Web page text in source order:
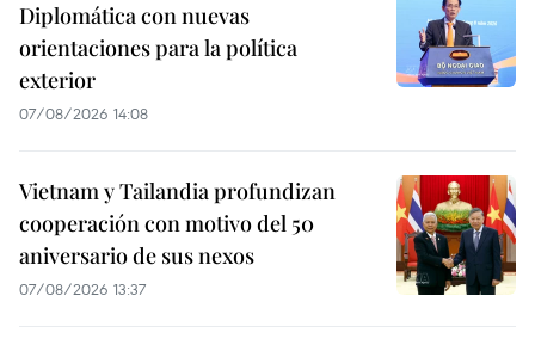
Diplomática con nuevas
orientaciones para la política
exterior
07/08/2026 14:08
Vietnam y Tailandia profundizan
cooperación con motivo del 50
aniversario de sus nexos
07/08/2026 13:37